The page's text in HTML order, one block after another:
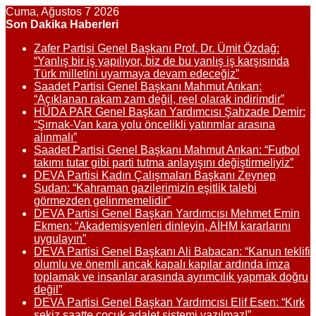
Cuma, Ağustos 7 2026
Son Dakika Haberleri
Zafer Partisi Genel Başkanı Prof. Dr. Ümit Özdağ:
“Yanlış bir iş yapılıyor, biz de bu yanlış iş karşısında
Türk milletini uyarmaya devam edeceğiz”
Saadet Partisi Genel Başkanı Mahmut Arıkan:
“Açıklanan rakam zam değil, reel olarak indirimdir”
HÜDA PAR Genel Başkan Yardımcısı Şahzade Demir:
“Şırnak-Van kara yolu öncelikli yatırımlar arasına
alınmalı”
Saadet Partisi Genel Başkanı Mahmut Arıkan: “Futbol
takımı tutar gibi parti tutma anlayışını değiştirmeliyiz”
DEVA Partisi Kadın Çalışmaları Başkanı Zeynep
Sudan: “Kahraman gazilerimizin eşitlik talebi
görmezden gelinmemelidir”
DEVA Partisi Genel Başkan Yardımcısı Mehmet Emin
Ekmen: “Akademisyenleri dinleyin, AİHM kararlarını
uygulayın”
DEVA Partisi Genel Başkanı Ali Babacan: “Kanun teklifi
olumlu ve önemli ancak kapalı kapılar ardında imza
toplamak ve insanlar arasında ayrımcılık yapmak doğru
değil”
DEVA Partisi Genel Başkan Yardımcısı Elif Esen: “Kırk